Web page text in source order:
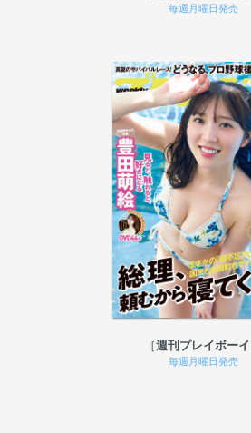
毎週月曜日発売
週刊プレイボーイ
毎週月曜日発売